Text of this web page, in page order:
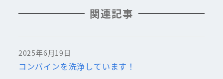
関連記事
コンバインを洗浄しています！
2025年6月19日